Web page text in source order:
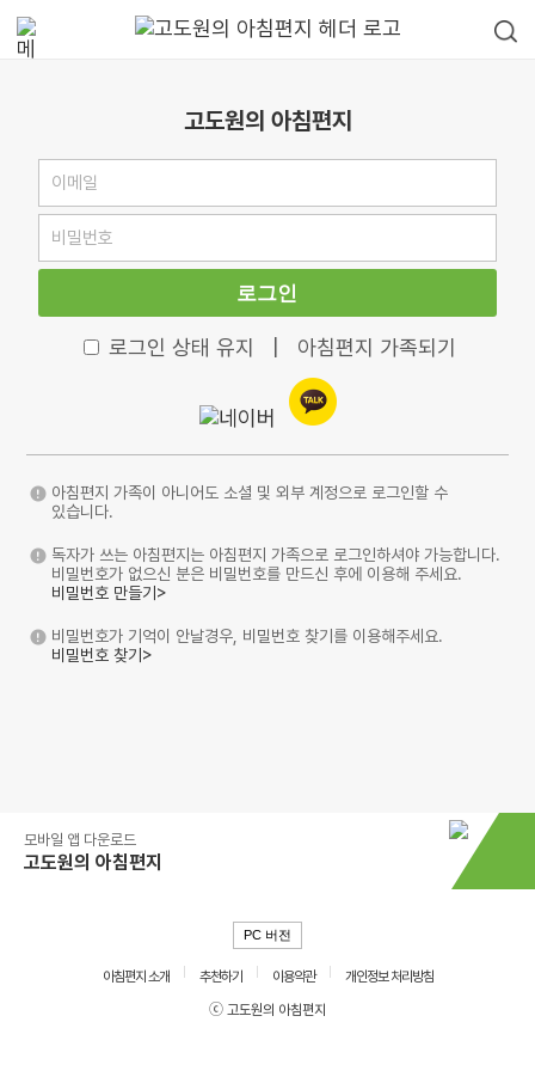
고도원의 아침편지
로그인
로그인 상태 유지 아침편지 가족되기
아침편지 가족이 아니어도 소셜 및 외부 계정으로 로그인할 수
있습니다.
독자가 쓰는 아침편지는 아침편지 가족으로 로그인하셔야 가능합니다.
비밀번호가 없으신 분은 비밀번호를 만드신 후에 이용해 주세요.
비밀번호 만들기>
비밀번호가 기억이 안날경우, 비밀번호 찾기를 이용해주세요.
비밀번호 찾기>
모바일 앱 다운로드
고도원의 아침편지
PC 버전
아침편지 소개 추천하기 이용약관
개인정보 처리방침
ⓒ 고도원의 아침편지